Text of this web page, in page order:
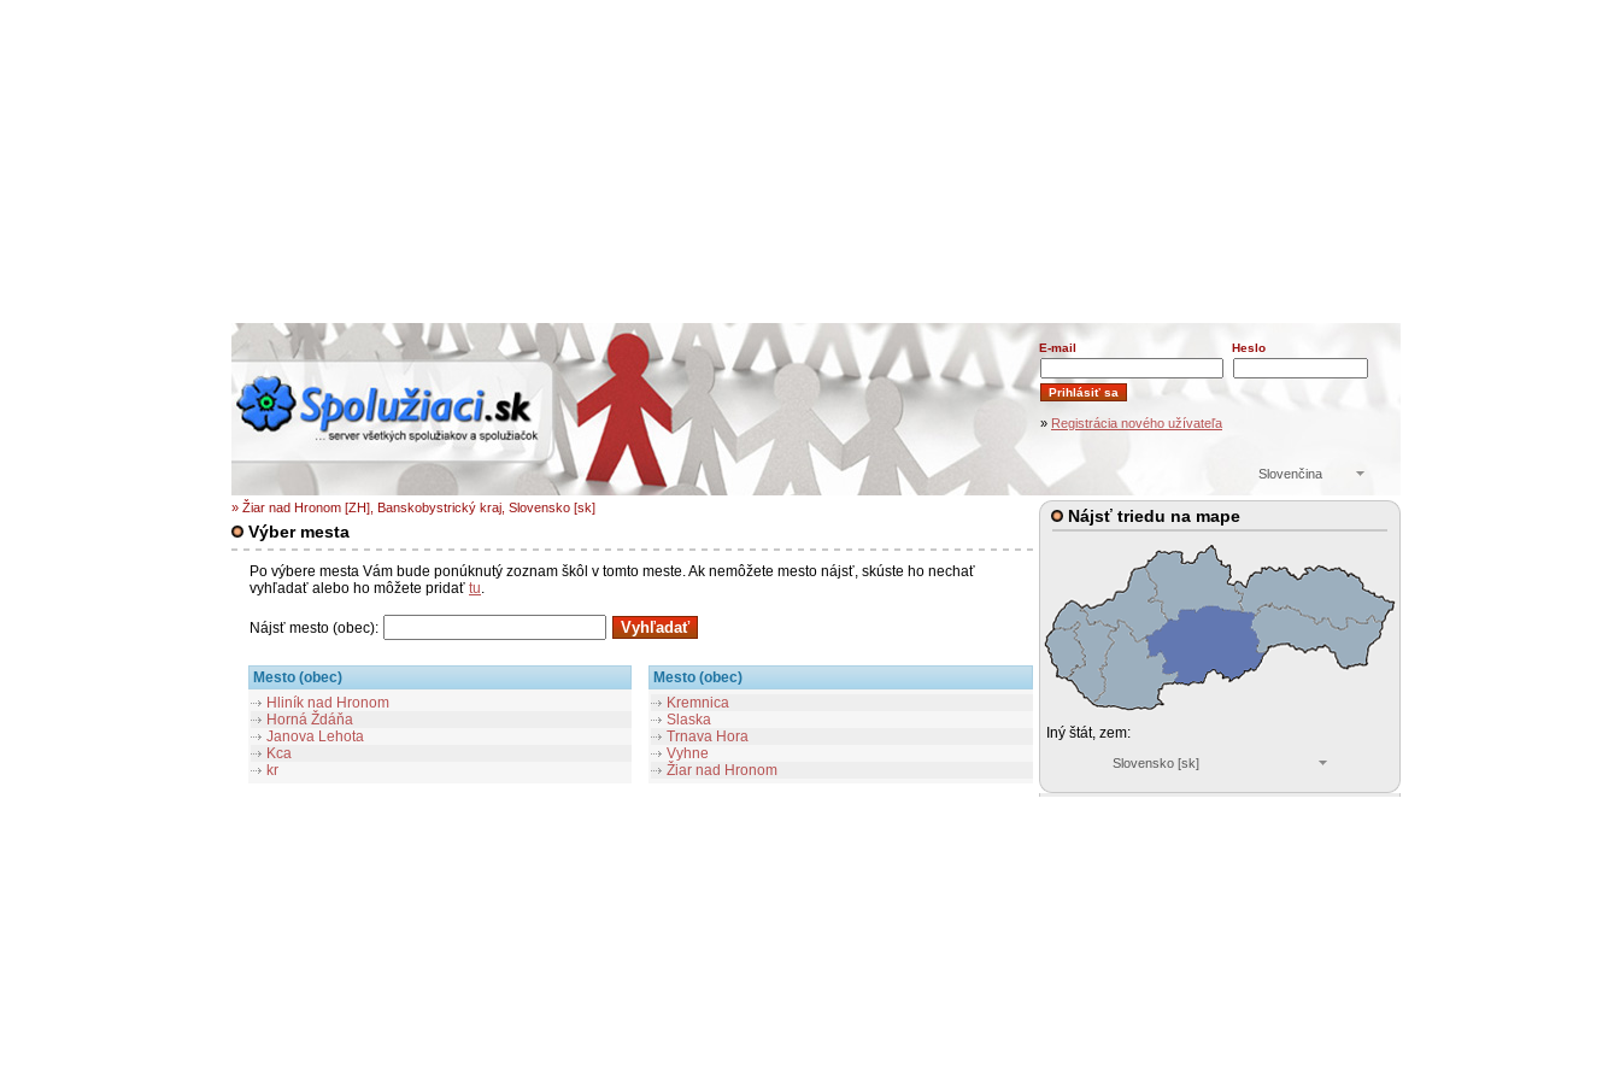
E-mail Heslo
» Registrácia nového užívateľa
Slovenčina
Nájsť triedu na mape
Iný štát, zem:
Slovensko [sk]
» Žiar nad Hronom [ZH], Banskobystrický kraj, Slovensko [sk]
Výber mesta
Po výbere mesta Vám bude ponúknutý zoznam škôl v tomto meste. Ak nemôžete mesto nájsť, skúste ho nechať
vyhľadať alebo ho môžete pridať tu
Nájsť mesto (obec):
Mesto (obec)
Mesto (obec)
Hliník nad Hronom
Horná Ždáňa
Janova Lehota
Kca
kr
Kremnica
Slaska
Trnava Hora
Vyhne
Žiar nad Hronom